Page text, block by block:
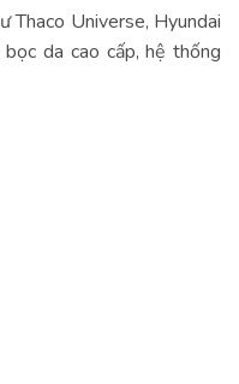
Thaco Universe, Hyundai
da cao cấp, hệ thống